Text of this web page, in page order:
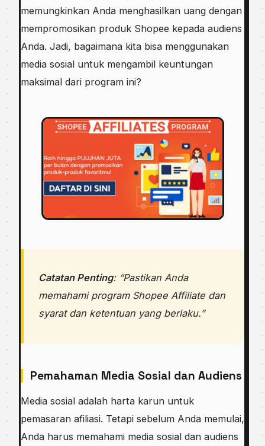
memungkinkan Anda menghasilkan uang dengan
mempromosikan produk Shopee kepada audiens
Anda. Jadi, bagaimana kita bisa menggunakan
media sosial untuk mengambil keuntungan
maksimal dari program ini?
Catatan Penting: “Pastikan Anda
memahami program Shopee Affiliate dan
syarat dan ketentuan yang berlaku.”
Pemahaman Media Sosial dan Audiens
Media sosial adalah harta karun untuk
pemasaran afiliasi. Tetapi sebelum Anda memulai,
Anda harus memahami media sosial dan audiens